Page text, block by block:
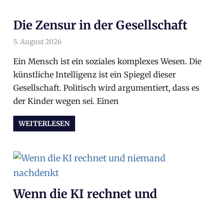
Die Zensur in der Gesellschaft
5. August 2026
Ein Mensch ist ein soziales komplexes Wesen. Die
künstliche Intelligenz ist ein Spiegel dieser
Gesellschaft. Politisch wird argumentiert, dass es
der Kinder wegen sei. Einen
WEITERLESEN
Wenn die KI rechnet und